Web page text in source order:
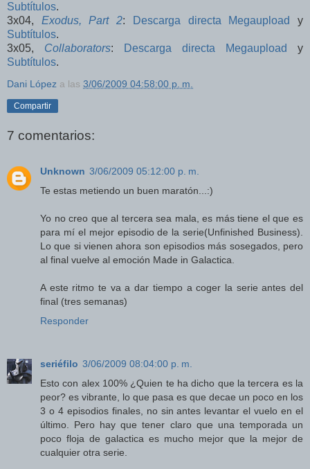
Subtítulos.
3x04, Exodus, Part 2: Descarga directa Megaupload
y
Subtítulos.
3x05, Collaborators: Descarga directa Megaupload
y
Subtítulos.
Dani López a las 3/06/2009 04:58:00 p. m.
Compartir
7 comentarios:
Unknown 3/06/2009 05:12:00 p. m.
Te estas metiendo un buen maratón...:)
Yo no creo que al tercera sea mala, es más tiene el que es
para mí el mejor episodio de la serie(Unfinished Business).
Lo que si vienen ahora son episodios más sosegados, pero
al final vuelve al emoción Made in Galactica.
A este ritmo te va a dar tiempo a coger la serie antes del
final (tres semanas)
Responder
seriéfilo 3/06/2009 08:04:00 p. m.
Esto con alex 100% ¿Quien te ha dicho que la tercera es la
peor? es vibrante, lo que pasa es que decae un poco en los
3 o 4 episodios finales, no sin antes levantar el vuelo en el
último. Pero hay que tener claro que una temporada un
poco floja de galactica es mucho mejor que la mejor de
cualquier otra serie.